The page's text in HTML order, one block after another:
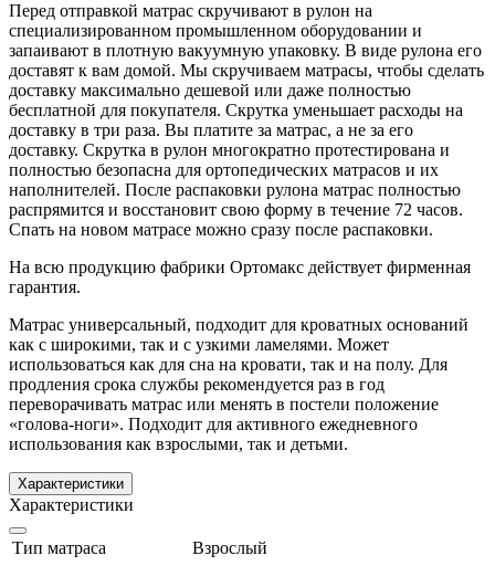
Перед отправкой матрас скручивают в рулон на
специализированном промышленном оборудовании и
запаивают в плотную вакуумную упаковку. В виде рулона его
доставят к вам домой. Мы скручиваем матрасы, чтобы сделать
доставку максимально дешевой или даже полностью
бесплатной для покупателя. Скрутка уменьшает расходы на
доставку в три раза. Вы платите за матрас, а не за его
доставку. Скрутка в рулон многократно протестирована и
полностью безопасна для ортопедических матрасов и их
наполнителей. После распаковки рулона матрас полностью
распрямится и восстановит свою форму в течение 72 часов.
Спать на новом матрасе можно сразу после распаковки.
На всю продукцию фабрики Ортомакс действует фирменная
гарантия.
Матрас универсальный, подходит для кроватных оснований
как с широкими, так и с узкими ламелями. Может
использоваться как для сна на кровати, так и на полу. Для
продления срока службы рекомендуется раз в год
переворачивать матрас или менять в постели положение
«голова-ноги». Подходит для активного ежедневного
использования как взрослыми, так и детьми.
Характеристики
Характеристики
Тип матраса
Взрослый